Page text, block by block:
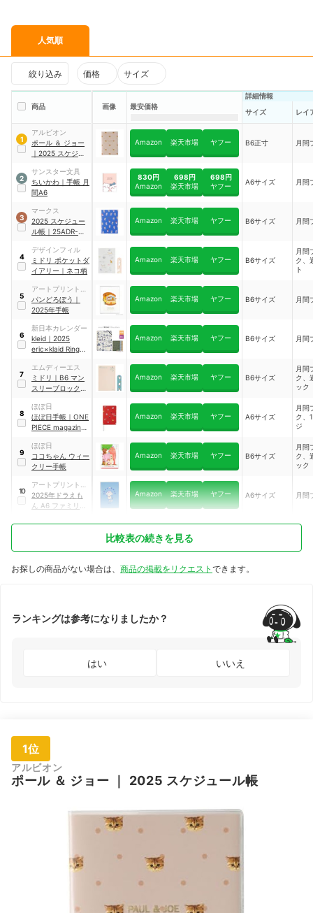
人気順
絞り込み 価格 サイズ
商品 画像 最安価格
詳細情報
サイズ
レイ
1
アルビオン
ポール ＆ ジョー
｜ 2025 スケジュ
Amazon 楽天市場 ヤフー B6正寸 月間
2
サンスター文具
ちいかわ ｜ 手帳 月
間A6
830円
Amazon
698円
楽天市場
698円
ヤフー
A6サイズ 月間
3
マークス
2025 スケジュー
ル帳 ｜ 25ADR-
Amazon 楽天市場 ヤフー B6サイズ 月間
4
デザインフィル
ミドリ ポケットダ
イアリー ｜ ネコ柄
Amazon 楽天市場 ヤフー B6サイズ
月間
ク、
ト
5
アートプリントジ
ヤパン
パンどろぼう ｜
2025年手帳
Amazon 楽天市場 ヤフー B6サイズ 月間
6
新日本カレンダー
kleid ｜ 2025
eric×klaid Ring
Amazon 楽天市場 ヤフー B6サイズ 月間
7
エムディーエス
ミドリ ｜ B6 マン
スリーブロック＆
ト
Amazon 楽天市場 ヤフー B6サイズ
月間
ク、
ック
8
ほぼ日
ほぼ日手帳 ｜ ONE
PIECE magazine
Amazon 楽天市場 ヤフー A6サイズ
月間
ク、
ジ
9
ほぼ日
ココちゃん ウィー
クリー手帳
Amazon 楽天市場 ヤフー B6サイズ
月間
ク、
ック
10
アートプリントジ
ヤパン
2025年ドラえも
ん A6 ファミリー
1000132245
Amazon 楽天市場 ヤフー A6サイズ 月間
比較表の続きを見る
お探しの商品がない場合は、 商品の掲載をリクエスト できます。
ランキングは参考になりましたか？
はい いいえ
1位
アルビオン
ポール ＆ ジョー 2025 スケジュール帳